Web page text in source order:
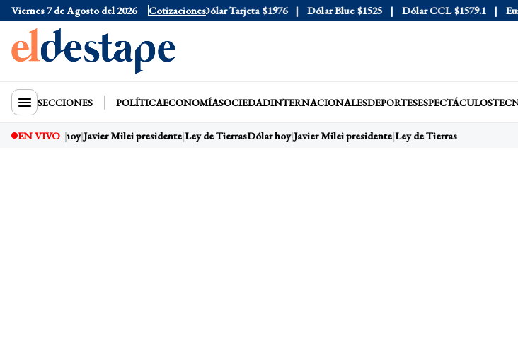
Viernes 7 de Agosto del 2026 Cotizaciones
Dólar Oficial $1520 Dólar Tarjeta $1976 Dólar Blue $1525 Dólar CCL $1579.1 Euro
SECCIONES POLÍTICAECONOMÍASOCIEDADINTERNACIONALESDEPORTESESPECTÁCULOS
EN VIVO
Dólar hoy Javier Milei presidente Ley de TierrasDólar hoy Javier Milei presidente Ley de Tierras